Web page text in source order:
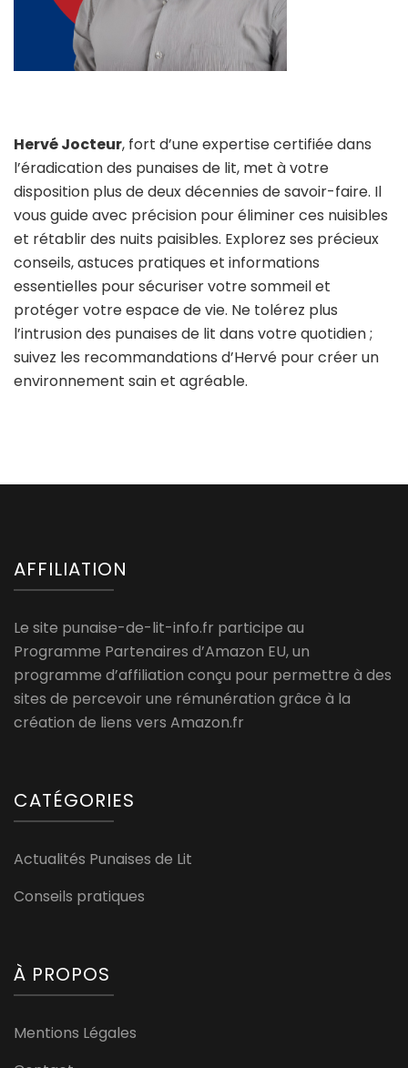
Hervé Jocteur, fort d’une expertise certifiée dans
l’éradication des punaises de lit, met à votre
disposition plus de deux décennies de savoir-faire. Il
vous guide avec précision pour éliminer ces nuisibles
et rétablir des nuits paisibles. Explorez ses précieux
conseils, astuces pratiques et informations
essentielles pour sécuriser votre sommeil et
protéger votre espace de vie. Ne tolérez plus
l’intrusion des punaises de lit dans votre quotidien ;
suivez les recommandations d’Hervé pour créer un
environnement sain et agréable.
AFFILIATION
Le site punaise-de-lit-info.fr participe au
Programme Partenaires d’Amazon EU, un
programme d’affiliation conçu pour permettre à des
sites de percevoir une rémunération grâce à la
création de liens vers Amazon.fr
CATÉGORIES
Actualités Punaises de Lit
Conseils pratiques
À PROPOS
Mentions Légales